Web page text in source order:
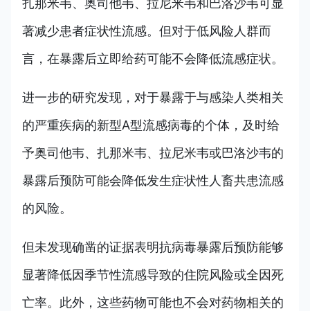
扎那米韦、奥司他韦、拉尼米韦和巴洛沙韦可显
著减少患者症状性流感。但对于低风险人群而
言，在暴露后立即给药可能不会降低流感症状。
进一步的研究发现，对于暴露于与感染人类相关
的严重疾病的新型A型流感病毒的个体，及时给
予奥司他韦、扎那米韦、拉尼米韦或巴洛沙韦的
暴露后预防可能会降低发生症状性人畜共患流感
的风险。
但未发现确凿的证据表明抗病毒暴露后预防能够
显著降低因季节性流感导致的住院风险或全因死
亡率。此外，这些药物可能也不会对药物相关的